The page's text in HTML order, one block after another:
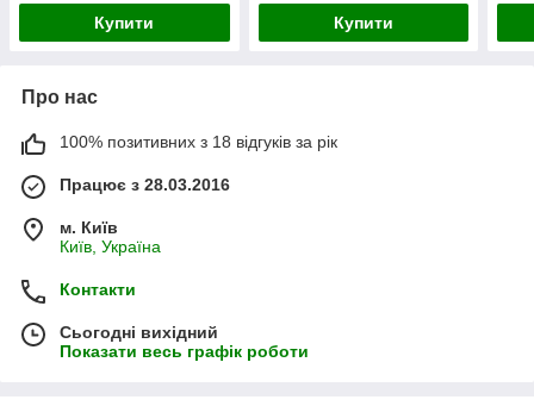
Купити Купити
Про нас
100% позитивних з 18 відгуків за рік
Працює з 28.03.2016
м. Київ
Київ, Україна
Контакти
Сьогодні вихідний
Показати весь графік роботи